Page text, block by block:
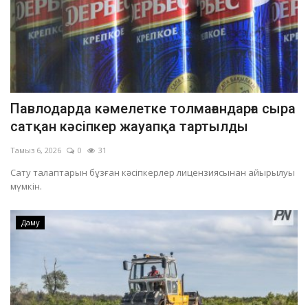
Қазақша Русский
Павлодарда кәмелетке толмағандарға сыра
сатқан кәсіпкер жауапқа тартылды
Тамыз 6, 2026 0 31
Сату талаптарын бұзған кәсіпкерлер лицензиясынан айырылуы
мүмкін.
Даму